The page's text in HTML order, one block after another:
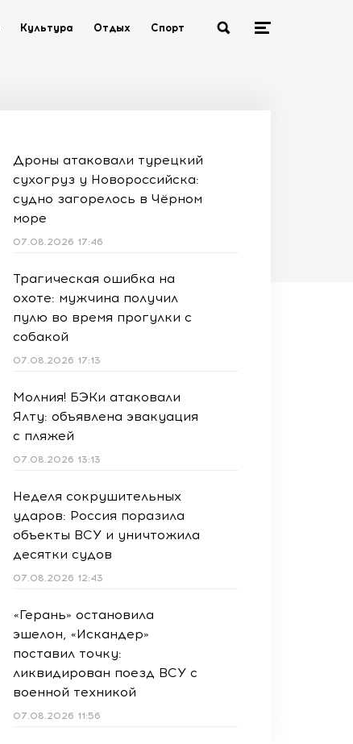
Культура Отдых Спорт
Дроны атаковали турецкий
сухогруз у Новороссийска:
судно загорелось в Чёрном
море
07.08.2026 17:46
Трагическая ошибка на
охоте: мужчина получил
пулю во время прогулки с
собакой
07.08.2026 17:13
Молния! БЭКи атаковали
Ялту: объявлена эвакуация
с пляжей
07.08.2026 13:13
Неделя сокрушительных
ударов: Россия поразила
объекты ВСУ и уничтожила
десятки судов
07.08.2026 12:43
«Герань» остановила
эшелон, «Искандер»
поставил точку:
ликвидирован поезд ВСУ с
военной техникой
07.08.2026 11:56